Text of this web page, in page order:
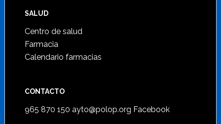
SALUD
Centro de salud
Farmacia
Calendario farmacias
CONTACTO
965 870 150 ayto@polop.org Facebook